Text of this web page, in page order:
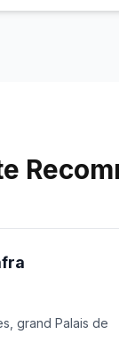
grand Palais de